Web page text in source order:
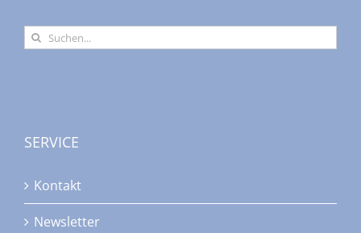
Suche
nach:
SERVICE
Kontakt
Newsletter